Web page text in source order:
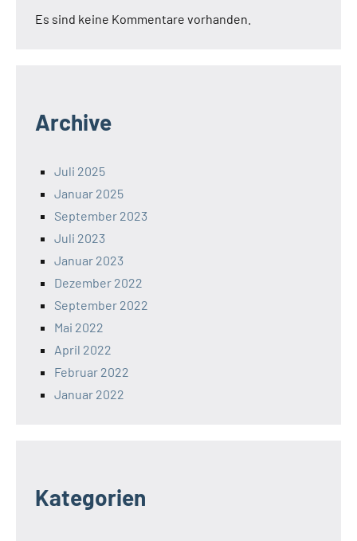
Es sind keine Kommentare vorhanden.
Archive
Juli 2025
Januar 2025
September 2023
Juli 2023
Januar 2023
Dezember 2022
September 2022
Mai 2022
April 2022
Februar 2022
Januar 2022
Kategorien